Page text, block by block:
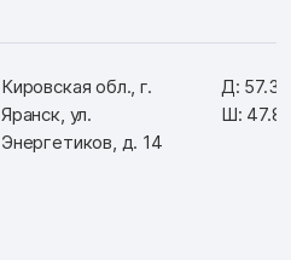
Кировская обл., г.
Яранск, ул.
Энергетиков, д. 14
Д:
Ш: